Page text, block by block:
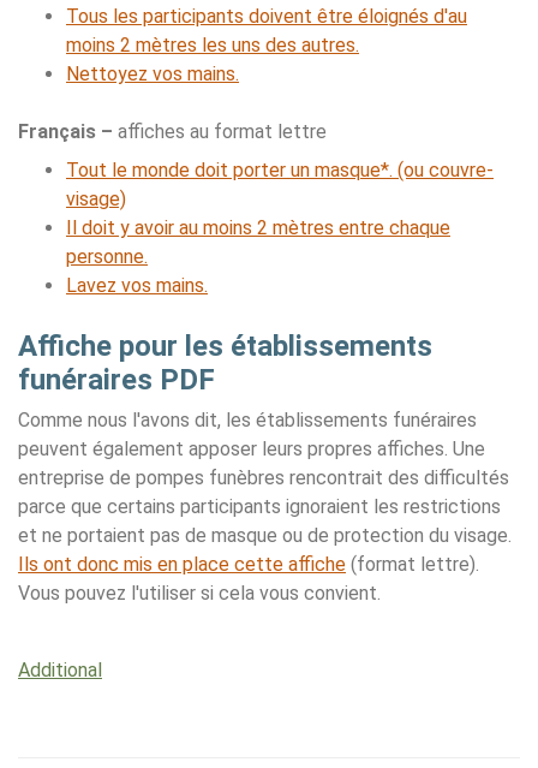
Tous les participants doivent être éloignés d'au
moins 2 mètres les uns des autres.
Nettoyez vos mains.
Français – affiches au format lettre
Tout le monde doit porter un masque*. (ou couvre-
visage)
Il doit y avoir au moins 2 mètres entre chaque
personne.
Lavez vos mains.
Affiche pour les établissements
funéraires PDF
Comme nous l'avons dit, les établissements funéraires
peuvent également apposer leurs propres affiches. Une
entreprise de pompes funèbres rencontrait des difficultés
parce que certains participants ignoraient les restrictions
et ne portaient pas de masque ou de protection du visage.
Ils ont donc mis en place cette affiche (format lettre).
Vous pouvez l'utiliser si cela vous convient.
Additional